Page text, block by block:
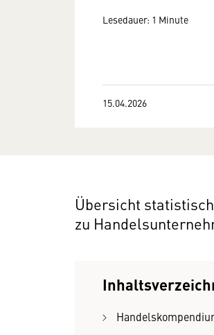
Lesedauer: 1 Minute
15.04.2026
Übersicht
zu